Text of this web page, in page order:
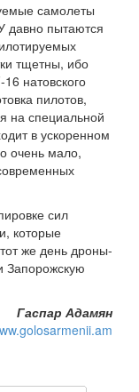
самолеты
пытаются
тщетны, ибо
натовского
пилотов,
на специальной
в ускоренном
очень мало,
сил
которые
же день дроны-
Запорожскую
Гаспар Адамян